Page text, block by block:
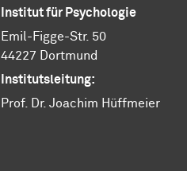
Institut für Psychologie
Emil-Figge-Str. 50
44227 Dortmund
Institutsleitung:
Prof. Dr. Joachim Hüffmeier